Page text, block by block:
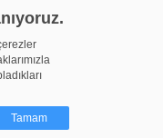
Tamam